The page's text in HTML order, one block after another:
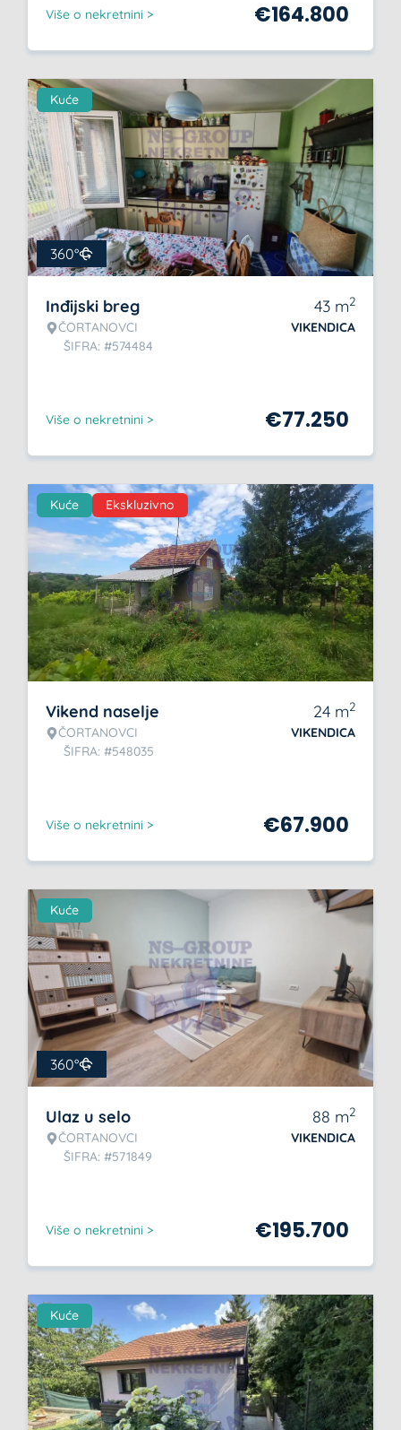
Više o nekretnini > €164.800
Kuće
360°
Inđijski breg
ČORTANOVCI
ŠIFRA: #574484
43 m2
VIKENDICA
Više o nekretnini > €77.250
Kuće Ekskluzivno
Vikend naselje
ČORTANOVCI
ŠIFRA: #548035
24 m2
VIKENDICA
Više o nekretnini > €67.900
Kuće
360°
Ulaz u selo
ČORTANOVCI
ŠIFRA: #571849
88 m2
VIKENDICA
Više o nekretnini > €195.700
Kuće